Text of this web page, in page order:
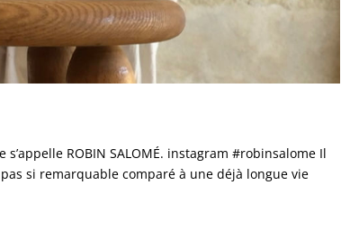
ROBIN SALOMÉ. instagram #robinsalome Il
si remarquable comparé à une déjà longue vie